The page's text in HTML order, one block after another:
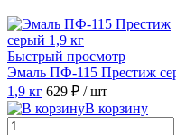
Быстрый просмотр
Эмаль ПФ-115 Престиж
1,9 кг 629 ₽ / шт
В корзину